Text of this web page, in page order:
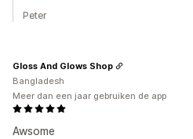
Peter
Awsome
Gloss And Glows Shop
Bangladesh
Meer dan een jaar gebruiken de app